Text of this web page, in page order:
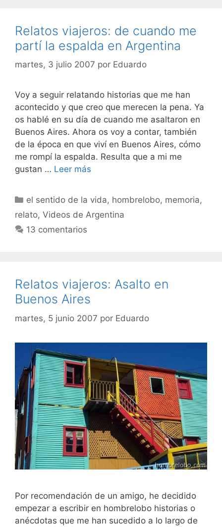
Relatos viajeros: de cuando me
partí la espalda en Argentina
martes, 3 julio 2007 por Eduardo
Voy a seguir relatando historias que me han
acontecido y que creo que merecen la pena. Ya
os hablé en su día de cuando me asaltaron en
Buenos Aires. Ahora os voy a contar, también
de la época en que viví en Buenos Aires, cómo
me rompí la espalda. Resulta que a mi me
gustan … Leer más
Categorías
el sentido de la vida, hombrelobo, memoria,
relato, Videos de Argentina
13 comentarios
Relatos viajeros: Asalto en
Buenos Aires
martes, 5 junio 2007 por Eduardo
Por recomendación de un amigo, he decidido
empezar a escribir en hombrelobo historias o
anécdotas que me han sucedido a lo largo de